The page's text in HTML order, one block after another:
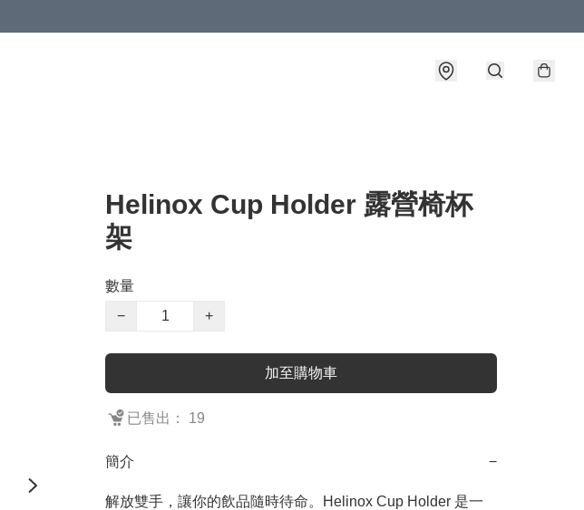
Helinox Cup Holder 露營椅杯
架
數量
−
+
加至購物車
已售出： 19
簡介 −
解放雙手，讓你的飲品隨時待命。Helinox Cup Holder 是一